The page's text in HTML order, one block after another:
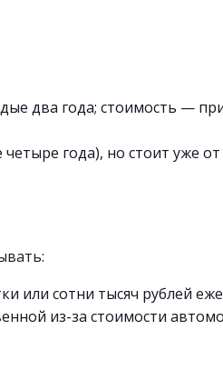
два года; стоимость —
года), но стоит уже от
или сотни тысяч рублей
из-за стоимости